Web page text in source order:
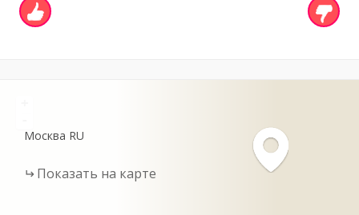
Москва RU
Показать на карте